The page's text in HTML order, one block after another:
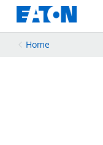
Home